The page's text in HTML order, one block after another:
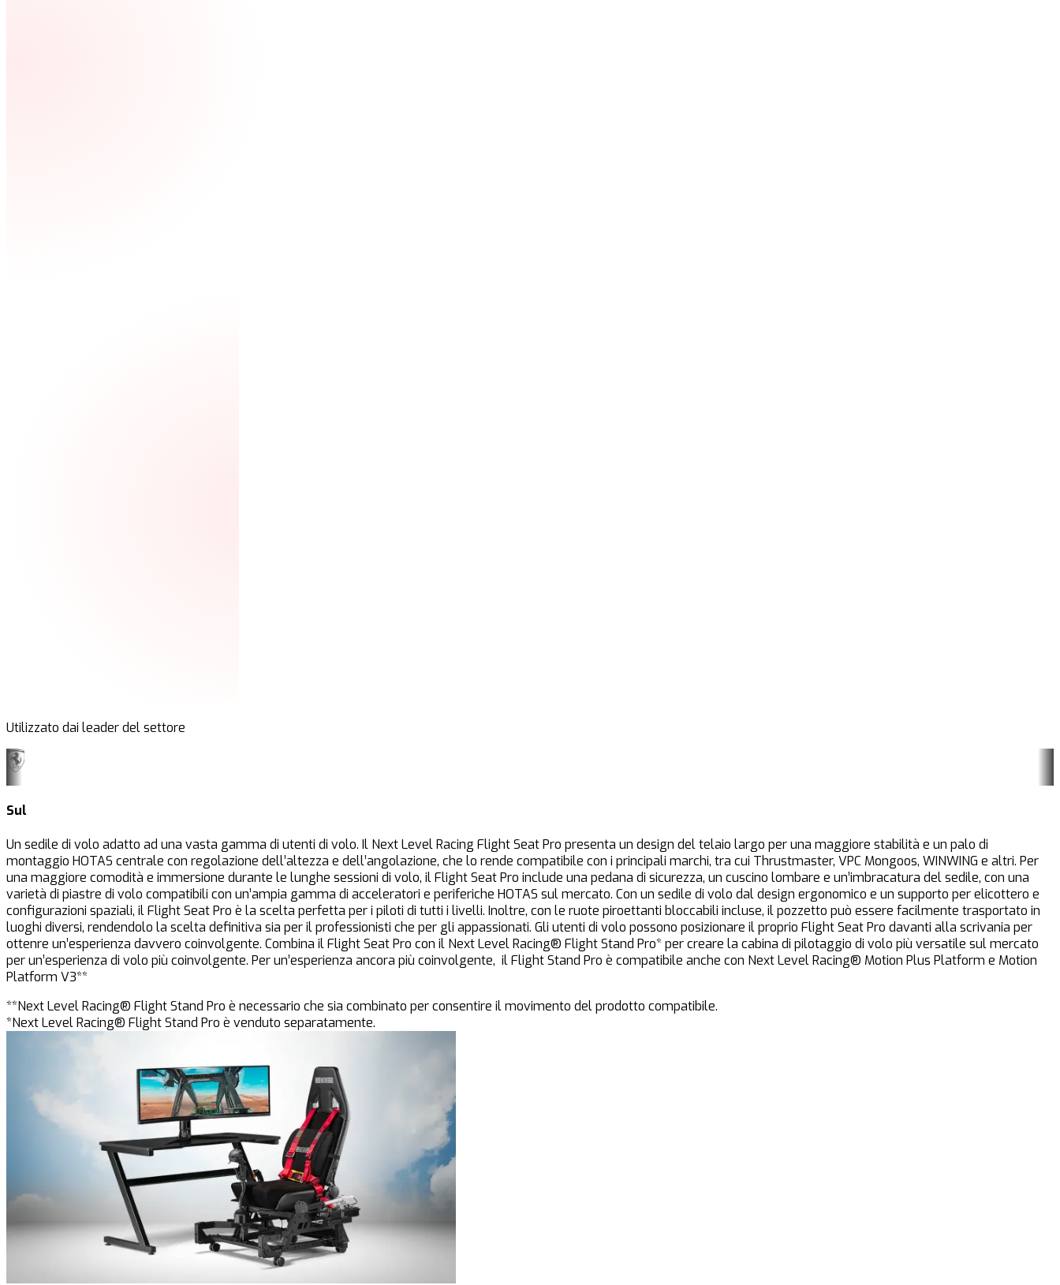
Utilizzato dai leader del settore
Sul
Un sedile di volo adatto ad una vasta gamma di utenti di volo. Il Next Level Racing Flight Seat Pro presenta un design del telaio largo per una maggiore stabilità e un palo di
montaggio HOTAS centrale con regolazione dell’altezza e dell’angolazione, che lo rende compatibile con i principali marchi, tra cui Thrustmaster, VPC Mongoos, WINWING e altri. Per
una maggiore comodità e immersione durante le lunghe sessioni di volo, il Flight Seat Pro include una pedana di sicurezza, un cuscino lombare e un’imbracatura del sedile, con una
varietà di piastre di volo compatibili con un’ampia gamma di acceleratori e periferiche HOTAS sul mercato. Con un sedile di volo dal design ergonomico e un supporto per elicottero e
configurazioni spaziali, il Flight Seat Pro è la scelta perfetta per i piloti di tutti i livelli. Inoltre, con le ruote piroettanti bloccabili incluse, il pozzetto può essere facilmente trasportato in
luoghi diversi, rendendolo la scelta definitiva sia per il professionisti che per gli appassionati. Gli utenti di volo possono posizionare il proprio Flight Seat Pro davanti alla scrivania per
ottenre un’esperienza davvero coinvolgente. Combina il Flight Seat Pro con il Next Level Racing® Flight Stand Pro* per creare la cabina di pilotaggio di volo più versatile sul mercato
per un’esperienza di volo più coinvolgente. Per un’esperienza ancora più coinvolgente, il Flight Stand Pro è compatibile anche con Next Level Racing® Motion Plus Platform e Motion
Platform V3**
**Next Level Racing® Flight Stand Pro è necessario che sia combinato per consentire il movimento del prodotto compatibile.
*Next Level Racing® Flight Stand Pro è venduto separatamente.